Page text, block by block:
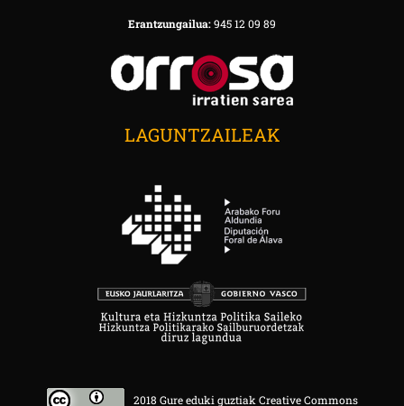
Erantzungailua:945 12 09 89
LAGUNTZAILEAK
2018 Gure eduki guztiak Creative Commons